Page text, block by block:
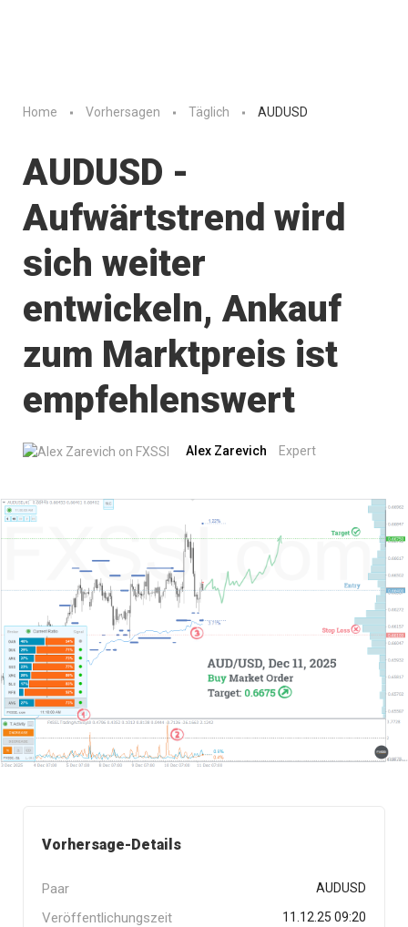
Home Vorhersagen Täglich AUDUSD
AUDUSD -
Aufwärtstrend wird
sich weiter
entwickeln, Ankauf
zum Marktpreis ist
empfehlenswert
Alex Zarevich Expert
Vorhersage-Details
Paar AUDUSD
Veröffentlichungszeit 11.12.25 09:20